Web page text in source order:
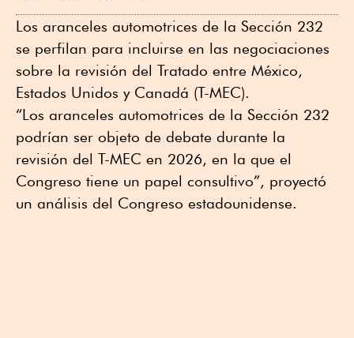
Los aranceles automotrices de la Sección 232
se perfilan para incluirse en las negociaciones
sobre la revisión del Tratado entre México,
Estados Unidos y Canadá (T-MEC).
“Los aranceles automotrices de la Sección 232
podrían ser objeto de debate durante la
revisión del T-MEC en 2026, en la que el
Congreso tiene un papel consultivo”, proyectó
un análisis del Congreso estadounidense.